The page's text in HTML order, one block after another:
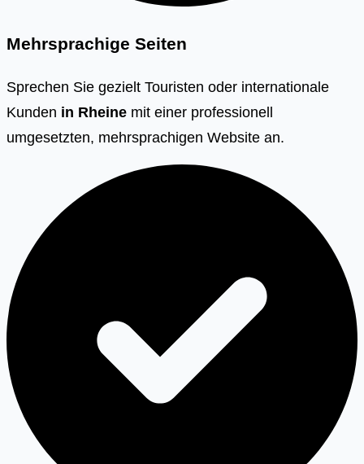
Mehrsprachige Seiten
Sprechen Sie gezielt Touristen oder internationale
Kunden in Rheine mit einer professionell
umgesetzten, mehrsprachigen Website an.